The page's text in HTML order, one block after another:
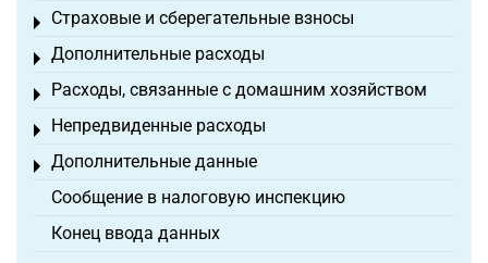
Страховые и сберегательные взносы
Toggle menu
Дополнительные расходы
Toggle menu
Расходы, связанные с домашним хозяйством
Toggle menu
Непредвиденные расходы
Toggle menu
Дополнительные данные
Toggle menu
Сообщение в налоговую инспекцию
Конец ввода данных